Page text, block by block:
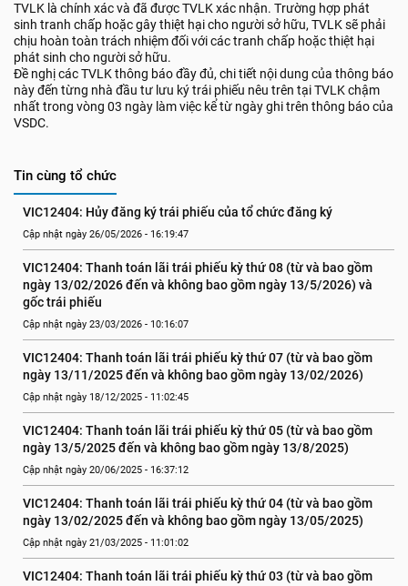
TVLK là chính xác và đã được TVLK xác nhận. Trường hợp phát
sinh tranh chấp hoặc gây thiệt hại cho người sở hữu, TVLK sẽ phải
chịu hoàn toàn trách nhiệm đối với các tranh chấp hoặc thiệt hại
phát sinh cho người sở hữu.
Đề nghị các TVLK thông báo đầy đủ, chi tiết nội dung của thông báo
này đến từng nhà đầu tư lưu ký trái phiếu nêu trên tại TVLK chậm
nhất trong vòng 03 ngày làm việc kể từ ngày ghi trên thông báo của
VSDC.
Tin cùng tổ chức
VIC12404: Hủy đăng ký trái phiếu của tổ chức đăng ký
Cập nhật ngày 26/05/2026 - 16:19:47
VIC12404: Thanh toán lãi trái phiếu kỳ thứ 08 (từ và bao gồm
ngày 13/02/2026 đến và không bao gồm ngày 13/5/2026) và
gốc trái phiếu
Cập nhật ngày 23/03/2026 - 10:16:07
VIC12404: Thanh toán lãi trái phiếu kỳ thứ 07 (từ và bao gồm
ngày 13/11/2025 đến và không bao gồm ngày 13/02/2026)
Cập nhật ngày 18/12/2025 - 11:02:45
VIC12404: Thanh toán lãi trái phiếu kỳ thứ 05 (từ và bao gồm
ngày 13/5/2025 đến và không bao gồm ngày 13/8/2025)
Cập nhật ngày 20/06/2025 - 16:37:12
VIC12404: Thanh toán lãi trái phiếu kỳ thứ 04 (từ và bao gồm
ngày 13/02/2025 đến và không bao gồm ngày 13/05/2025)
Cập nhật ngày 21/03/2025 - 11:01:02
VIC12404: Thanh toán lãi trái phiếu kỳ thứ 03 (từ và bao gồm